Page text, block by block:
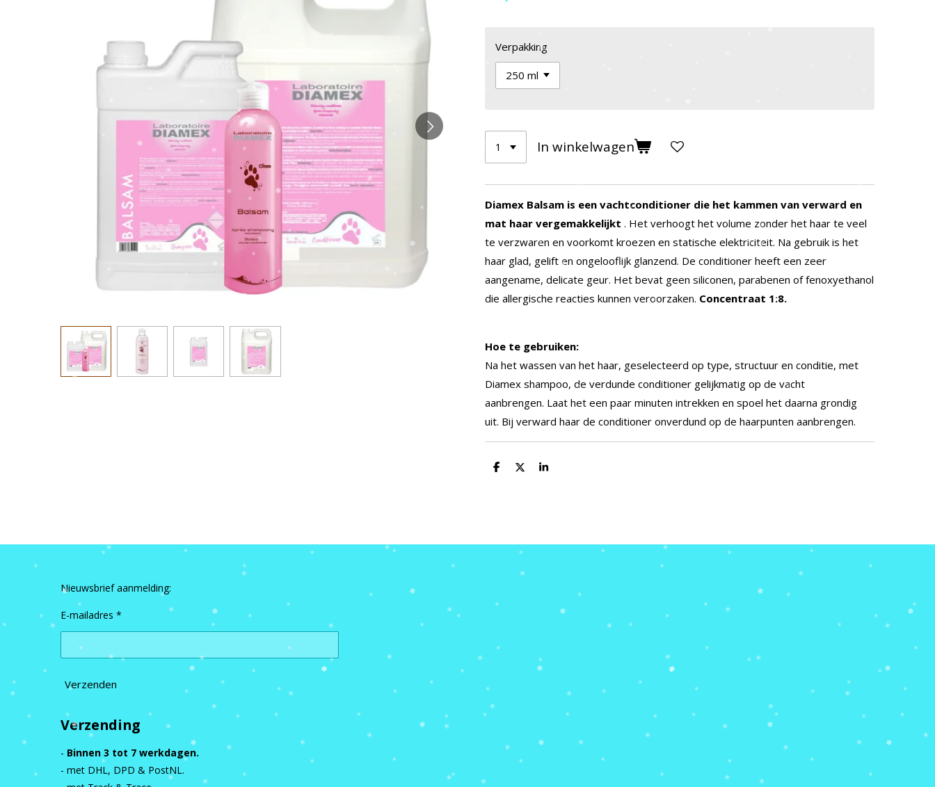
Verpakking
In winkelwagen
Diamex Balsam is een vachtconditioner die het kammen van verward en
mat haar vergemakkelijkt . Het verhoogt het volume zonder het haar te veel
te verzwaren en voorkomt kroezen en statische elektriciteit. Na gebruik is het
haar glad, gelift en ongelooflijk glanzend. De conditioner heeft een zeer
aangename, delicate geur. Het bevat geen siliconen, parabenen of fenoxyethanol
die allergische reacties kunnen veroorzaken. Concentraat 1:8.
Hoe te gebruiken:
Na het wassen van het haar, geselecteerd op type, structuur en conditie, met
Diamex shampoo, de verdunde conditioner gelijkmatig op de vacht
aanbrengen. Laat het een paar minuten intrekken en spoel het daarna grondig
uit. Bij verward haar de conditioner onverdund op de haarpunten aanbrengen.
D
D
S
Nieuwsbrief aanmelding:
E-mailadres *
Verzenden
Verzending
- Binnen 3 tot 7 werkdagen.
- met DHL, DPD & PostNL.